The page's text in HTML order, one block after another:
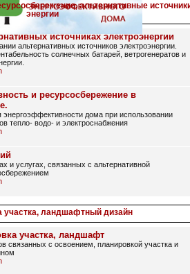
альтернативные
энергии
источниках электроэнергии
альтернативных источников электроэнергии.
солнечных батарей, ветрогенератов и
и ресурсосбережение в
дома при использовании
тепло- водо- и электроснабжения
и услугах, связанных с альтернативной
участка, ландшафтный дизайн
участка, ландшафт
связанных с освоением, планировкой участка и